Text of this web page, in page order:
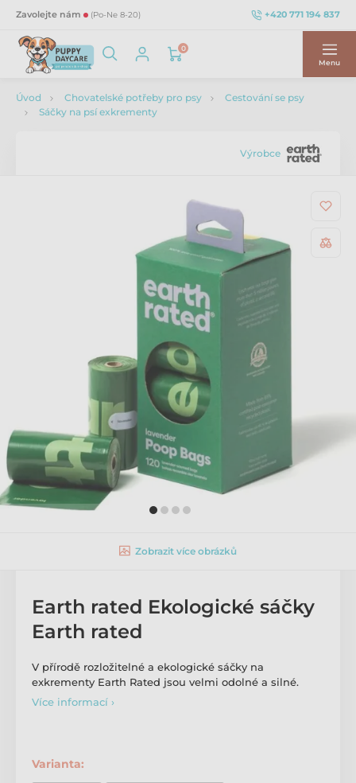
Zavolejte nám (Po-Ne 8-20) +420 771 194 837
0
Menu
Úvod Chovatelské potřeby pro psy
Cestování se psy
Sáčky na psí exkrementy
Výrobce
Zobrazit více obrázků
Earth rated Ekologické sáčky
Earth rated
V přírodě rozložitelné a ekologické sáčky na
exkrementy Earth Rated jsou velmi odolné a silné.
Více informací ›
Varianta: